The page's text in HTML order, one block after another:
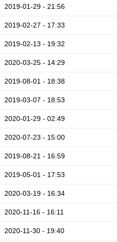
2019-01-29 - 21:56
2019-02-27 - 17:33
2019-02-13 - 19:32
2020-03-25 - 14:29
2019-08-01 - 18:38
2019-03-07 - 18:53
2020-01-29 - 02:49
2020-07-23 - 15:00
2019-08-21 - 16:59
2019-05-01 - 17:53
2020-03-19 - 16:34
2020-11-16 - 16:11
2020-11-30 - 19:40